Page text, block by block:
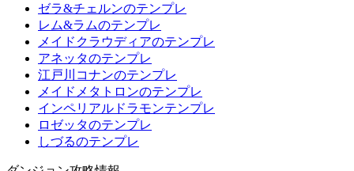
ゼラ&チェルンのテンプレ
レム&ラムのテンプレ
メイドクラウディアのテンプレ
アネッタのテンプレ
江戸川コナンのテンプレ
メイドメタトロンのテンプレ
インペリアルドラモンテンプレ
ロゼッタのテンプレ
しづるのテンプレ